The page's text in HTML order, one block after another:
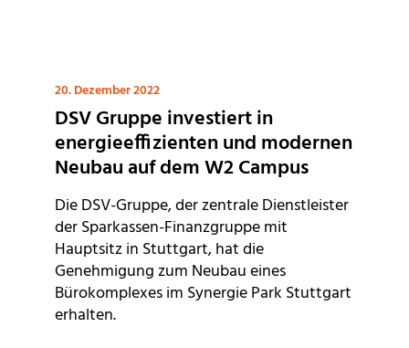
20. Dezember 2022
DSV Gruppe investiert in
energieeffizienten und modernen
Neubau auf dem W2 Campus
Die DSV-Gruppe, der zentrale Dienstleister
der Sparkassen-Finanzgruppe mit
Hauptsitz in Stuttgart, hat die
Genehmigung zum Neubau eines
Bürokomplexes im Synergie Park Stuttgart
erhalten.